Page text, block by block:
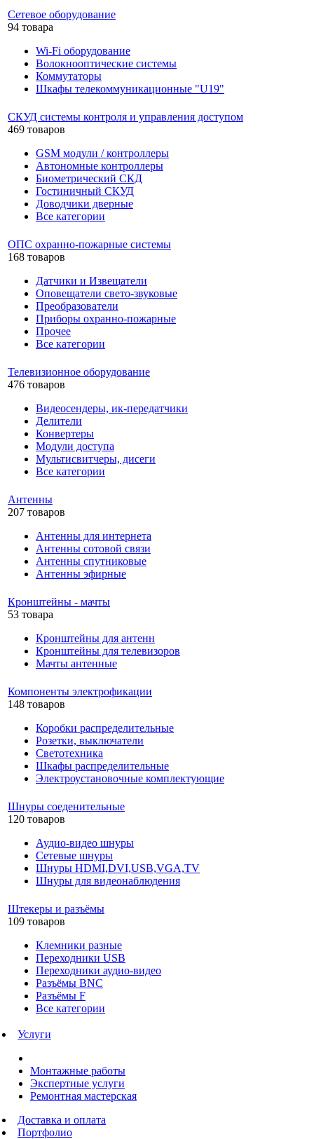
Сетевое оборудование
94 товара
Wi-Fi оборудование
Волокнооптические системы
Коммутаторы
Шкафы телекоммуникационные "U19"
СКУД системы контроля и управления доступом
469 товаров
GSM модули / контроллеры
Автономные контроллеры
Биометрический СКД
Гостиничный СКУД
Доводчики дверные
Все категории
ОПС охранно-пожарные системы
168 товаров
Датчики и Извещатели
Оповещатели свето-звуковые
Преобразователи
Приборы охранно-пожарные
Прочее
Все категории
Телевизионное оборудование
476 товаров
Видеосендеры, ик-передатчики
Делители
Конвертеры
Модули доступа
Мультисвитчеры, дисеги
Все категории
Антенны
207 товаров
Антенны для интернета
Антенны сотовой связи
Антенны спутниковые
Антенны эфирные
Кронштейны - мачты
53 товара
Кронштейны для антенн
Кронштейны для телевизоров
Мачты антенные
Компоненты электрофикации
148 товаров
Коробки распределительные
Розетки, выключатели
Светотехника
Шкафы распределительные
Электроустановочные комплектующие
Шнуры соеденительные
120 товаров
Аудио-видео шнуры
Сетевые шнуры
Шнуры HDMI,DVI,USB,VGA,TV
Шнуры для видеонаблюдения
Штекеры и разъёмы
109 товаров
Клемники разные
Переходники USB
Переходники аудио-видео
Разъёмы BNC
Разъёмы F
Все категории
Услуги
Монтажные работы
Экспертные услуги
Ремонтная мастерская
Доставка и оплата
Портфолио